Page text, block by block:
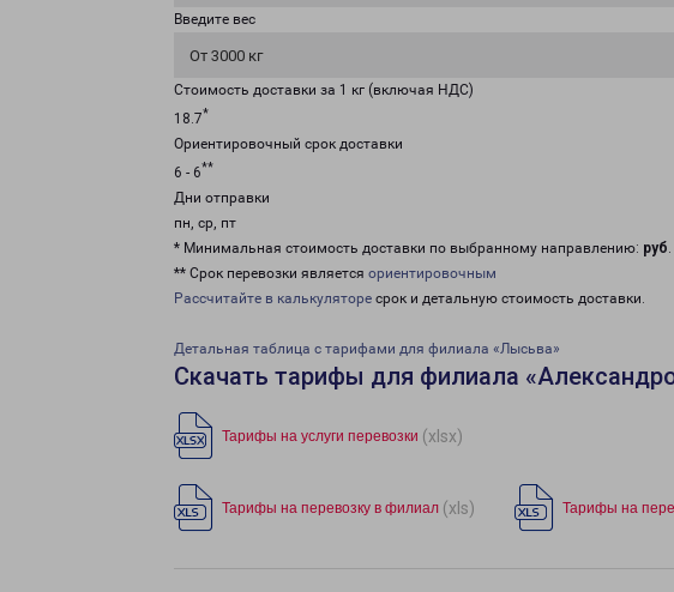
Введите вес
От 3000 кг
Стоимость доставки за 1 кг (включая НДС)
18.7*
Ориентировочный срок доставки
6 - 6**
Дни отправки
пн, ср, пт
* Минимальная стоимость доставки по выбранному направлению: руб.
** Срок перевозки является ориентировочным
Рассчитайте в калькуляторе срок и детальную стоимость доставки.
Детальная таблица с тарифами для филиала «Лысьва»
Скачать тарифы для филиала
Тарифы на услуги перевозки (xlsx)
Тарифы на перевозку в филиал (xls) Тарифы на